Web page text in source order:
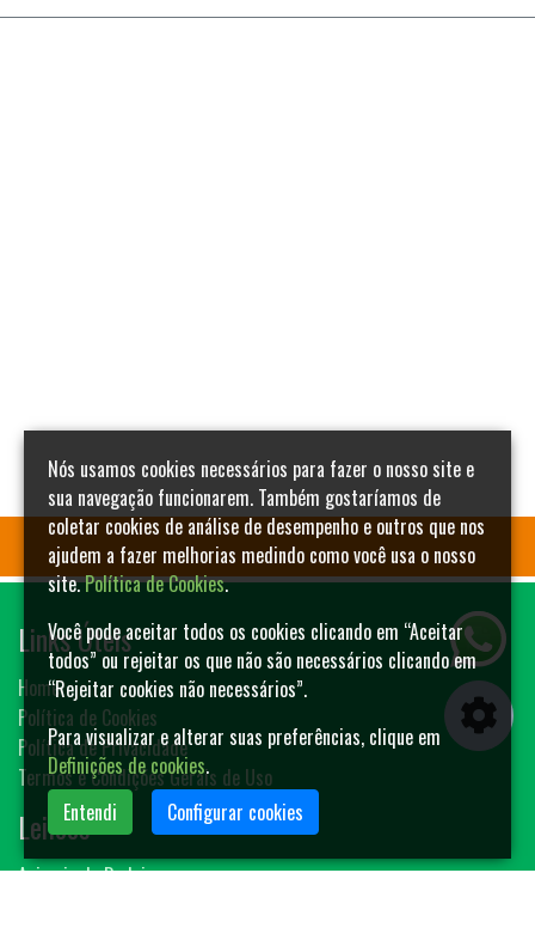
Links Úteis
Home
Política de Cookies
Política de Privacidade
Termos e Condições Gerais de Uso
Leilões
Animais de Rodeio
Nós usamos cookies necessários para fazer o nosso site e
sua navegação funcionarem. Também gostaríamos de
coletar cookies de análise de desempenho e outros que nos
ajudem a fazer melhorias medindo como você usa o nosso
site.Política de Cookies.
Você pode aceitar todos os cookies clicando em “Aceitar
todos” ou rejeitar os que não são necessários clicando em
“Rejeitar cookies não necessários”.
Para visualizar e alterar suas preferências, clique em
Definições de cookies.
Entendi
Configurar cookies